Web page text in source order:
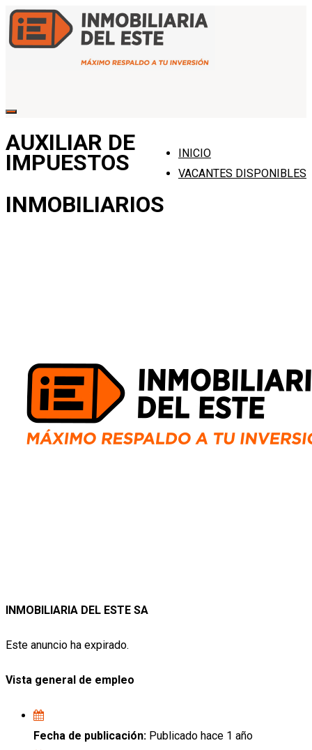
INICIO
VACANTES DISPONIBLES
AUXILIAR DE
IMPUESTOS
INMOBILIARIOS
INMOBILIARIA DEL ESTE SA
Este anuncio ha expirado.
Vista general de empleo
Fecha de publicación: Publicado hace 1 año